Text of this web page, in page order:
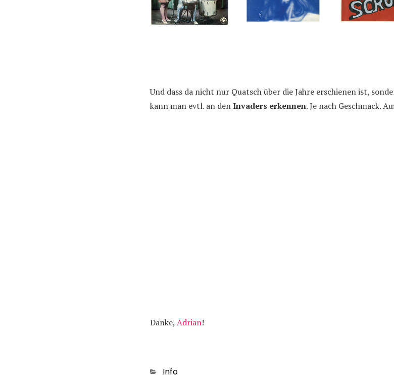
Und dass da nicht nur Quatsch über die Jahre erschienen ist,
kann man evtl. an denInvaders erkennen. Je nach Geschmack.
Danke, Adrian!
Kategorien
Info